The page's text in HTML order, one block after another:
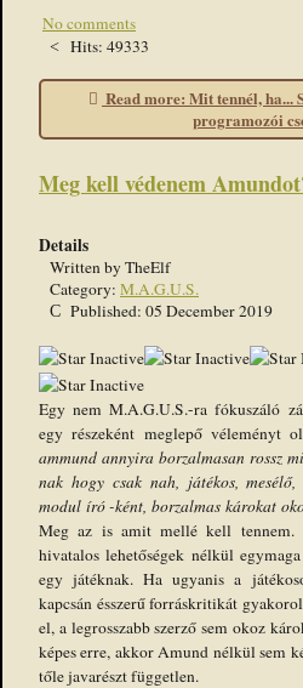
No comments
Hits: 49333
Read more: Mit tennél, ha...
programozói
Meg kell védenem
Details
Written byTheElf
Category: M.A.G.U.S.
Published: 05 December 2019
Egy nem M.A.G.U.S.-ra fókuszáló
egy részeként meglepő véleményt
ammund annyira borzalmasan rossz
nak hogy csak nah, játékos,
modul író -ként, borzalmas károkat
Meg az is amit mellé kell tennem.
hivatalos lehetőségek nélkül
egy játéknak. Ha ugyanis a
kapcsán ésszerű forráskritikát
el, a legrosszabb szerző sem okoz
képes erre, akkor Amund nélkül sem
tőle javarészt független.